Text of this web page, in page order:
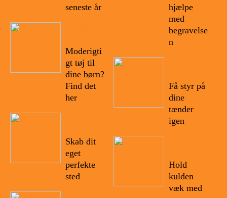
seneste år
Moderigti
gt tøj til
dine børn?
Find det
her
Skab dit
eget
perfekte
sted
hjælpe
med
begravelse
n
Få styr på
dine
tænder
igen
Hold
kulden
væk med